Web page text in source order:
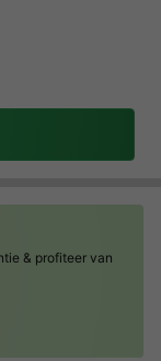
& profiteer van